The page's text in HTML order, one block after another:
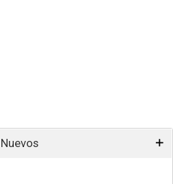
Nuevos